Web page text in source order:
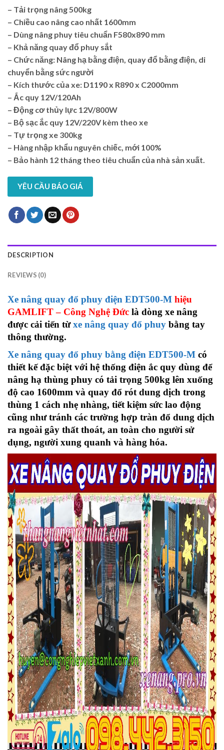
– Tải trọng nâng 500kg
– Chiều cao nâng cao nhất 1600mm
– Dùng nâng phuy tiêu chuẩn F580x890 mm
– Khả năng quay đổ phuy sắt
– Chức năng: Nâng hạ bằng điện, quay đổ bằng điện, di
chuyển bằng sức người
– Kích thước của xe: D1190 x R890 x C2000mm
– Ắc quy 12V/120Ah
– Động cơ thủy lực 12V/800W
– Bộ sạc ắc quy 12V/220V kèm theo xe
– Tự trọng xe 300kg
– Hàng nhập khẩu nguyên chiếc, mới 100%
– Bảo hành 12 tháng theo tiêu chuẩn của nhà sản xuất.
YÊU CẦU BÁO GIÁ
DESCRIPTION
REVIEWS (0)
Xe nâng quay đổ phuy điện EDT500-M hiệu
GAMLIFT – Công Nghệ Đức là dòng xe nâng
được cải tiến từ xe nâng quay đổ phuy bằng tay
thông thường.
Xe nâng quay đổ phuy bằng điện EDT500-M có
thiết kế đặc biệt với hệ thống điện ắc quy dùng để
nâng hạ thùng phuy có tải trọng 500kg lên xuống
độ cao 1600mm và quay đổ rót dung dịch trong
thùng 1 cách nhẹ nhàng, tiết kiệm sức lao động
cũng như tránh các trường hợp tràn đổ dung dịch
ra ngoài gây thất thoát, an toàn cho người sử
dụng, người xung quanh và hàng hóa.